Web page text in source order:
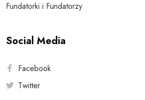
Fundatorki i Fundatorzy
Social Media
Facebook
Twitter